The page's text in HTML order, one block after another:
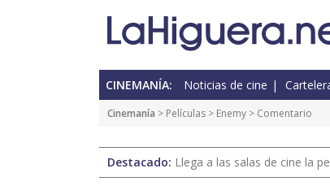
CINEMANÍA: Noticias de cine
Cinemanía > Películas > Enemy > Comentario
Destacado: Llega a las salas de cine la